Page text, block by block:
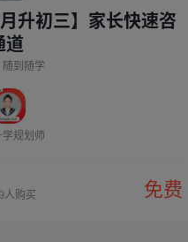
月升初三】家长快速咨
道
随到随学
学规划师
人购买 免费